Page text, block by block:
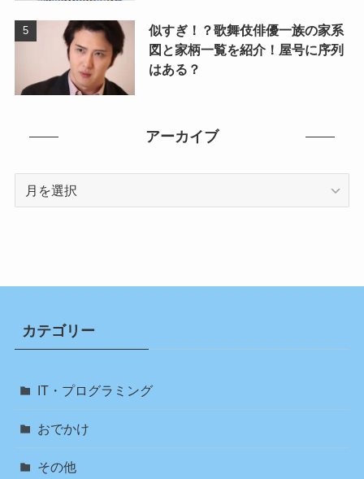
似すぎ！？歌舞伎俳優一族の家系
図と家柄一覧を紹介！屋号に序列
はある？
アーカイブ
カテゴリー
IT・プログラミング
おでかけ
その他